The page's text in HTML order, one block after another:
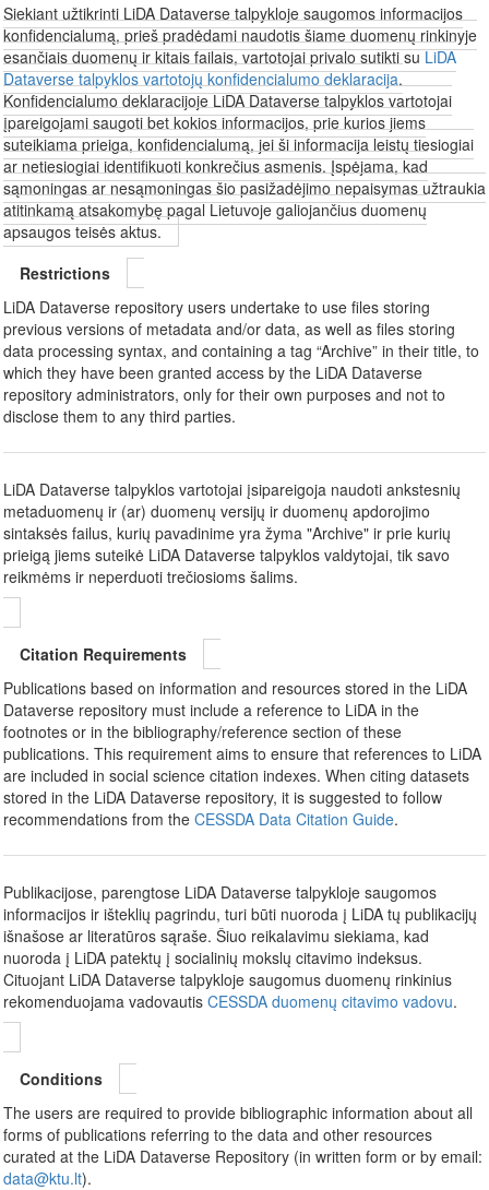
Siekiant užtikrinti LiDA Dataverse talpykloje saugomos informacijos
konfidencialumą, prieš pradėdami naudotis šiame duomenų rinkinyje
esančiais duomenų ir kitais failais, vartotojai privalo sutikti suLiDA
Dataverse talpyklos vartotojų konfidencialumo deklaracija.
Konfidencialumo deklaracijoje LiDA Dataverse talpyklos vartotojai
įpareigojami saugoti bet kokios informacijos, prie kurios jiems
suteikiama prieiga, konfidencialumą, jei ši informacija leistų tiesiogiai
ar netiesiogiai identifikuoti konkrečius asmenis. Įspėjama, kad
sąmoningas ar nesąmoningas šio pasižadėjimo nepaisymas užtraukia
atitinkamą atsakomybę pagal Lietuvoje galiojančius duomenų
apsaugos teisės aktus.
Restrictions
LiDA Dataverse repository users undertake to use files storing
previous versions of metadata and/or data, as well as files storing
data processing syntax, and containing a tag “Archive” in their title, to
which they have been granted access by the LiDA Dataverse
repository administrators, only for their own purposes and not to
disclose them to any third parties.
LiDA Dataverse talpyklos vartotojai įsipareigoja naudoti ankstesnių
metaduomenų ir (ar) duomenų versijų ir duomenų apdorojimo
sintaksės failus, kurių pavadinime yra žyma "Archive" ir prie kurių
prieigą jiems suteikė LiDA Dataverse talpyklos valdytojai, tik savo
reikmėms ir neperduoti trečiosioms šalims.
Citation Requirements
Publications based on information and resources stored in the LiDA
Dataverse repository must include a reference to LiDA in the
footnotes or in the bibliography/reference section of these
publications. This requirement aims to ensure that references to LiDA
are included in social science citation indexes. When citing datasets
stored in the LiDA Dataverse repository, it is suggested to follow
recommendations from the CESSDA Data Citation Guide.
Publikacijose, parengtose LiDA Dataverse talpykloje saugomos
informacijos ir išteklių pagrindu, turi būti nuoroda į LiDA tų publikacijų
išnašose ar literatūros sąraše. Šiuo reikalavimu siekiama, kad
nuoroda į LiDA patektų į socialinių mokslų citavimo indeksus.
Cituojant LiDA Dataverse talpykloje saugomus duomenų rinkinius
rekomenduojama vadovautis CESSDA duomenų citavimo vadovu.
Conditions
The users are required to provide bibliographic information about all
forms of publications referring to the data and other resources
curated at the LiDA Dataverse Repository (in written form or by email:
data@ktu.lt).